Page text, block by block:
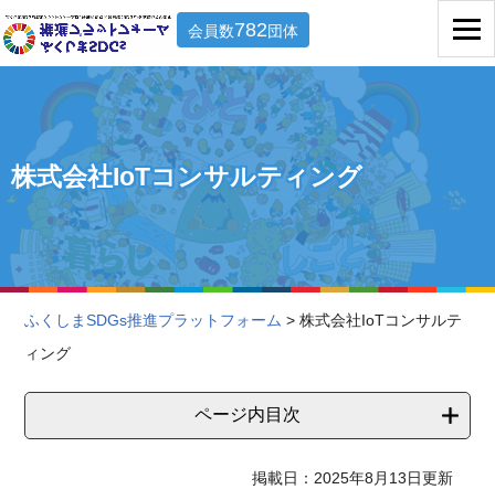
会員数782団体
株式会社IoTコンサルティング
ふくしまSDGs推進プラットフォーム > 株式会社IoTコンサルテ
ィング
ページ内目次
掲載日：2025年8月13日更新